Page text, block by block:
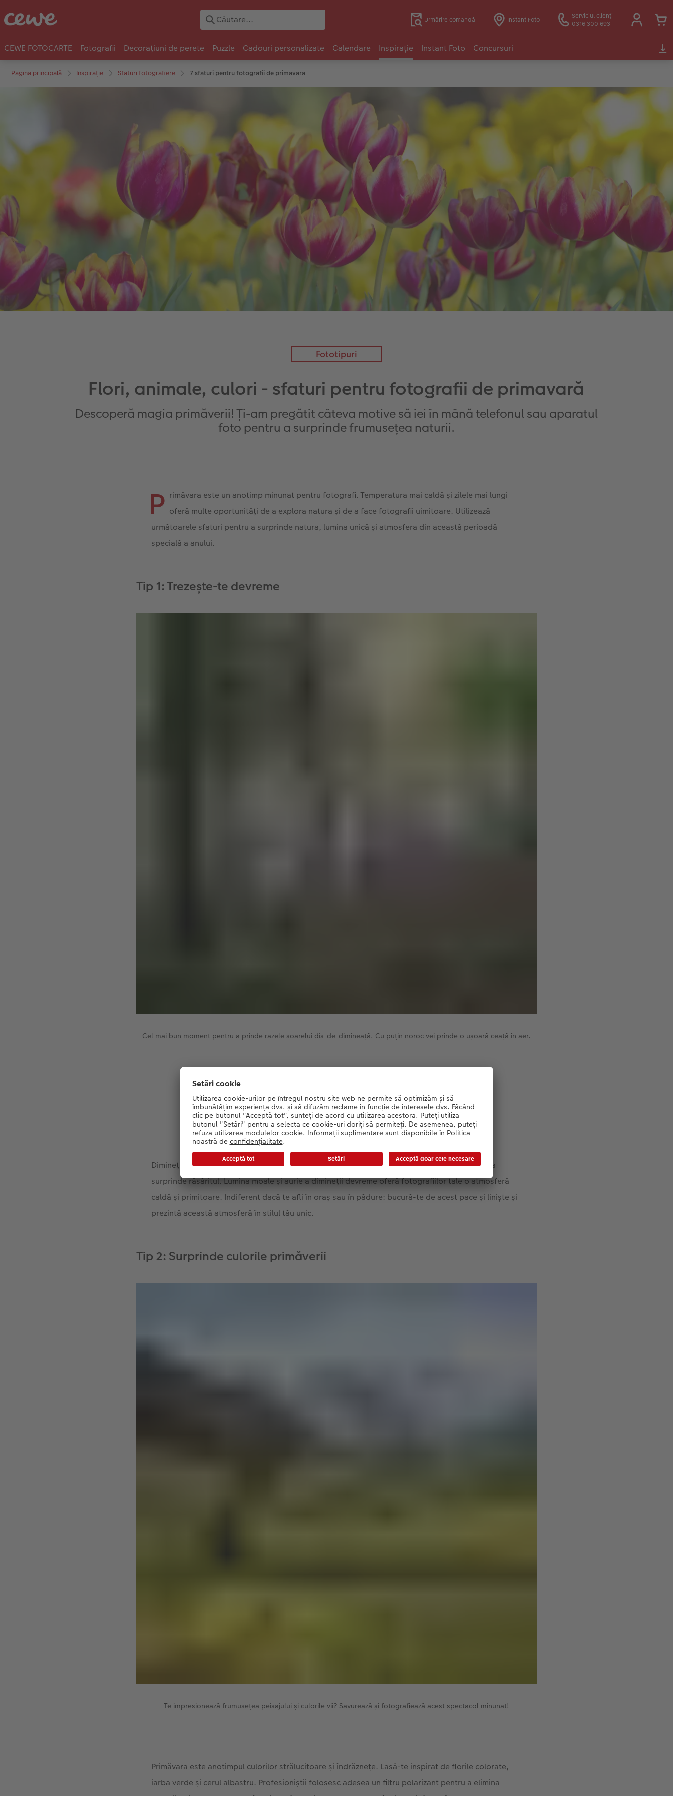
Urmărire comandă Instant Foto
Serviciul clienți
0316 300 693
CEWE FOTOCARTE Fotografii Decorațiuni de perete Puzzle Cadouri personalizate Calendare Inspirație Instant Foto Concursuri
Pagina principală Inspirație Sfaturi fotografiere 7 sfaturi pentru fotografii de primavara
Fototipuri
Flori, animale, culori - sfaturi pentru fotografii de primavară
Descoperă magia primăverii! Ți-am pregătit câteva motive să iei în mână telefonul sau aparatul
foto pentru a surprinde frumusețea naturii.
P rimăvara este un anotimp minunat pentru fotografi. Temperatura mai caldă și zilele mai lungi
oferă multe oportunități de a explora natura și de a face fotografii uimitoare. Utilizează
următoarele sfaturi pentru a surprinde natura, lumina unică și atmosfera din această perioadă
specială a anului.
Tip 1: Trezește-te devreme
Cel mai bun moment pentru a prinde razele soarelui dis-de-dimineață. Cu puțin noroc vei prinde o ușoară ceață în aer.
Personalizează o decorațiune de perete cu fotografia ta
Aflați mai multe!
Diminețile de primăvară sunt cele mai magice momente ale zilei. Trezește-te devreme pentru a
surprinde răsăritul. Lumina moale și aurie a dimineții devreme oferă fotografiilor tale o atmosferă
caldă și primitoare. Indiferent dacă te afli în oraș sau în pădure: bucură-te de acest pace și liniște și
prezintă această atmosferă în stilul tău unic.
Tip 2: Surprinde culorile primăverii
Te impresionează frumusețea peisajului și culorile vii? Savurează și fotografiează acest spectacol minunat!
Primăvara este anotimpul culorilor strălucitoare și îndrăznețe. Lasă-te inspirat de florile colorate,
iarba verde și cerul albastru. Profesioniștii folosesc adesea un filtru polarizant pentru a elimina